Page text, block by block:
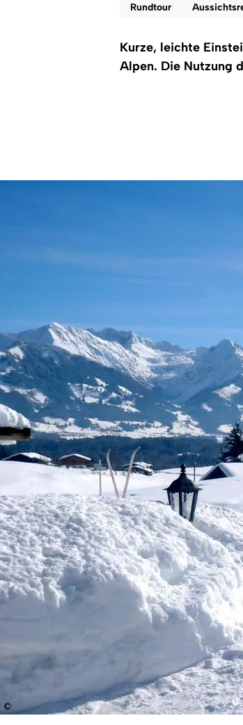
Rundtour
Kurze, leichte
Alpen. Die Nutzung
©